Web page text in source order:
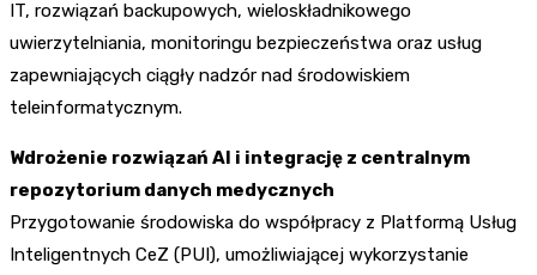
IT, rozwiązań backupowych, wieloskładnikowego
uwierzytelniania, monitoringu bezpieczeństwa oraz usług
zapewniających ciągły nadzór nad środowiskiem
teleinformatycznym.
Wdrożenie rozwiązań AI i integrację z centralnym
repozytorium danych medycznych
Przygotowanie środowiska do współpracy z Platformą Usług
Inteligentnych CeZ (PUI), umożliwiającej wykorzystanie